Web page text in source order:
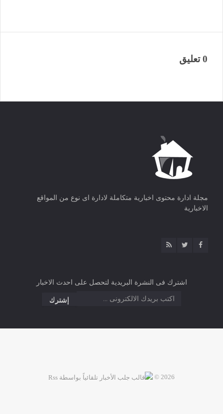
0 تعليق
مجلة ادارة محتوى اخبارية متكاملة لادارة اى نوع من المواقع
الاخبارية
اشترك فى النشرة البريدية لتحصل على احدث الاخبار
2026 ©